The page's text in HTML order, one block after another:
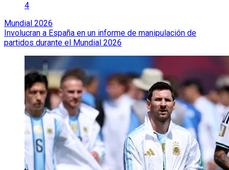
4
Mundial 2026
Involucran a España en un informe de manipulación de
partidos durante el Mundial 2026